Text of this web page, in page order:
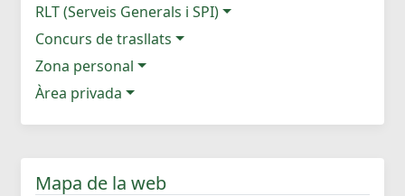
RLT (Serveis Generals i SPI)
Concurs de trasllats
Zona personal
Àrea privada
Mapa de la web